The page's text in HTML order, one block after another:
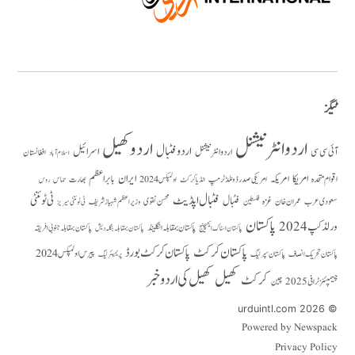
ٹیگز
آئی سی سی اردو انٹرنیشنل اردو انٹر نیشنل اردو فٹبالاردو کھیل اسرائیل اسلام آباد افغانستان
اقوام متحدہ امریکا امریکہ امریکی صدر ڈونلڈ ٹرمپ انڈیا کرکٹ اولمپکس 2024 ایران بابر اعظم بھارت حماس روس
سعودی عرب عمران خان غزہ فلسطین فٹبال فٹبال اپڈیٹ محسن نقوی وزیراعظم شہباز شریف ٹی ٹوئنٹی سیریز ٹی ٹوئنٹی
ورلڈ کپ 2024
پاکستان پاکستان اسٹاک ایکسچینج پاکستان بمقابلہ انگلینڈ پاکستان بمقابلہ بنگلہ دیش پاکستان بمقابلہ جنوبی افریقہ
پاکستان تحریک انصاف پاکستان سپر لیگ پاکستان کرکٹ پاکستان کرکٹ بورڈ پریمیئر لیگ پیرس اولمپکس 2024
چیمپئنز ٹرافی 2025 چین کرکٹ کھیل کھیل کی اردو خبر
© 2026 urduintl.com
Powered by Newspack
Privacy Policy